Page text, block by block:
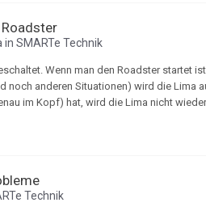
in SMARTe Technik
Wenn man den Roadster startet
noch anderen Situationen) wird die Lima
im Kopf) hat, wird die Lima nicht
Technik